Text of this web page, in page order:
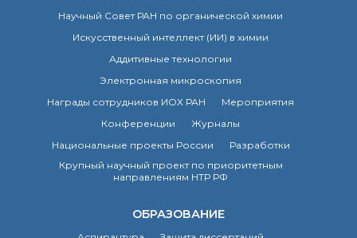
Почтовый сервер
Внутренний сайт
ЯМР-центр ИОХ РАН
Научный Совет РАН по органической химии
Искусственный интеллект (ИИ) в химии
Аддитивные технологии
Электронная микроскопия
Награды сотрудников ИОХ РАН
Мероприятия
Конференции
Журналы
Национальные проекты России
Разработки
Крупный научный проект по приоритетным
направлениям НТР РФ
ОБРАЗОВАНИЕ